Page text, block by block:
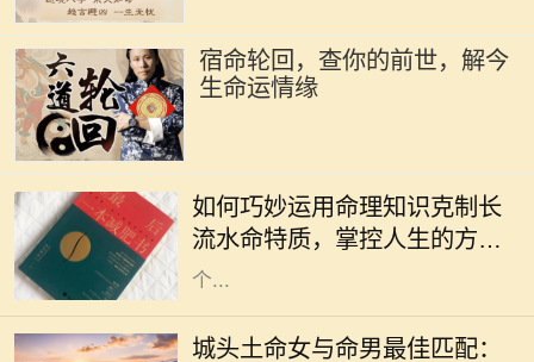
宿命轮回，查你的前世，解今
生命运情缘
如何巧妙运用命理知识克制长
流水命特质，掌控人生的方向
与命运
种非常特殊的命格。它象征着无尽的
流动与变化，给人带来灵活多变的特
质。然而，长期处于这种命格之中，
个...
城头土命女与命男最佳匹配：
在中华文化中，命理学被视为理解人
生的一种重要工具，尤其是在选择伴
侣时。城头土命的女性因其沉稳、温